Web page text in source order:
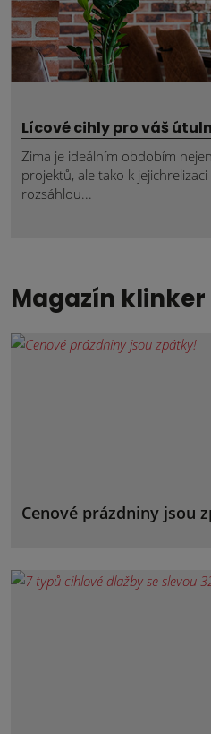
Lícové cihly pro váš
Zima je ideálním obdobím
projektů, ale tako k
rozsáhlou...
Magazín klinker
Cenové prázdniny jsou